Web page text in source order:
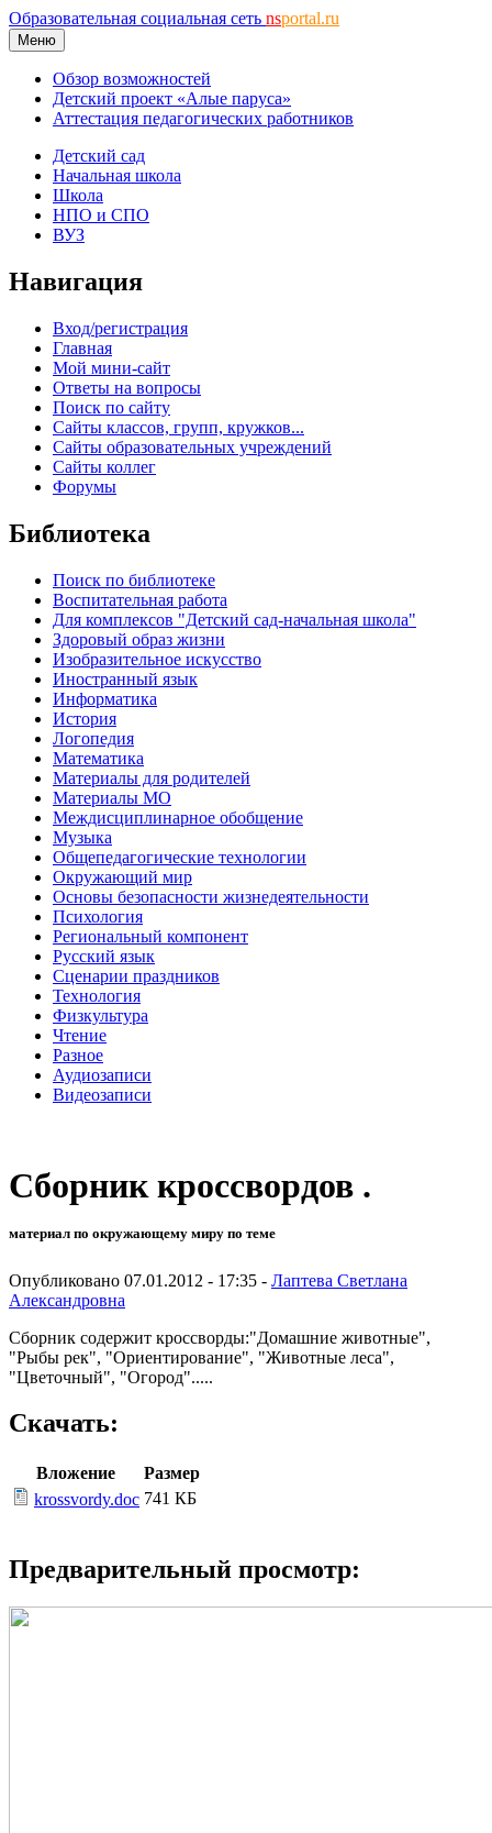
Образовательная социальная сеть nsportal.ru
Меню
Обзор возможностей
Детский проект «Алые паруса»
Аттестация педагогических работников
Детский сад
Начальная школа
Школа
НПО и СПО
ВУЗ
Навигация
Вход/регистрация
Главная
Мой мини-сайт
Ответы на вопросы
Поиск по сайту
Сайты классов, групп, кружков...
Сайты образовательных учреждений
Сайты коллег
Форумы
Библиотека
Поиск по библиотеке
Воспитательная работа
Для комплексов "Детский сад-начальная школа"
Здоровый образ жизни
Изобразительное искусство
Иностранный язык
Информатика
История
Логопедия
Математика
Материалы для родителей
Материалы МО
Междисциплинарное обобщение
Музыка
Общепедагогические технологии
Окружающий мир
Основы безопасности жизнедеятельности
Психология
Региональный компонент
Русский язык
Сценарии праздников
Технология
Физкультура
Чтение
Разное
Аудиозаписи
Видеозаписи
Сборник кроссвордов .
материал по окружающему миру по теме
Опубликовано 07.01.2012 - 17:35 - Лаптева Светлана
Александровна
Сборник содержит кроссворды:"Домашние животные",
"Рыбы рек", "Ориентирование", "Животные леса",
"Цветочный", "Огород".....
Скачать:
Вложение
Размер
krossvordy.doc 741 КБ
Предварительный просмотр: